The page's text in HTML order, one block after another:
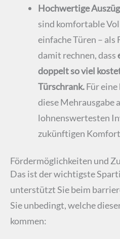
Hochwertige
sind komfortable
einfache Türen – als
damit rechnen, dass
doppelt so viel
Türschrank.Für eine
diese Mehrausgabe
lohnenswertesten
zukünftigen
Fördermöglichkeiten und
Das ist der wichtigste
unterstützt Sie beim
Sie unbedingt, welche
kommen: